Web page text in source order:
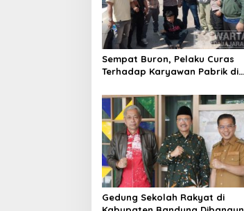
Sempat Buron, Pelaku Curas
Terhadap Karyawan Pabrik di
Polisi
Gedung Sekolah Rakyat di